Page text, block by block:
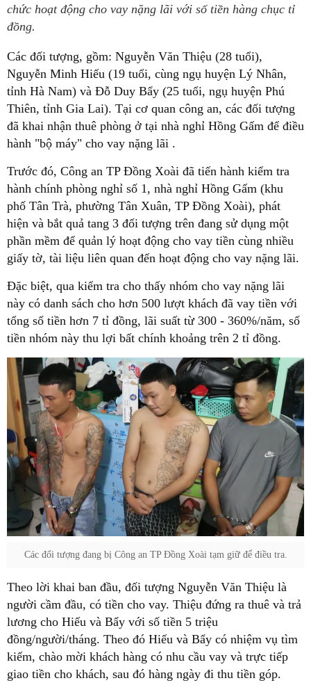
chức hoạt động cho vay nặng lãi với số tiền hàng chục tỉ
đồng.
Các đối tượng, gồm: Nguyễn Văn Thiệu (28 tuổi),
Nguyễn Minh Hiếu (19 tuổi, cùng ngụ huyện Lý Nhân,
tỉnh Hà Nam) và Đỗ Duy Bẩy (25 tuổi, ngụ huyện Phú
Thiên, tỉnh Gia Lai). Tại cơ quan công an, các đối tượng
đã khai nhận thuê phòng ở tại nhà nghỉ Hồng Gấm để điều
hành "bộ máy" cho vay nặng lãi .
Trước đó, Công an TP Đồng Xoài đã tiến hành kiểm tra
hành chính phòng nghỉ số 1, nhà nghỉ Hồng Gấm (khu
phố Tân Trà, phường Tân Xuân, TP Đồng Xoài), phát
hiện và bắt quả tang 3 đối tượng trên đang sử dụng một
phần mềm để quản lý hoạt động cho vay tiền cùng nhiều
giấy tờ, tài liệu liên quan đến hoạt động cho vay nặng lãi.
Đặc biệt, qua kiểm tra cho thấy nhóm cho vay nặng lãi
này có danh sách cho hơn 500 lượt khách đã vay tiền với
tổng số tiền hơn 7 tỉ đồng, lãi suất từ 300 - 360%/năm, số
tiền nhóm này thu lợi bất chính khoảng trên 2 tỉ đồng.
Các đối tượng đang bị Công an TP Đồng Xoài tạm giữ để điều tra.
Theo lời khai ban đầu, đối tượng Nguyễn Văn Thiệu là
người cầm đầu, có tiền cho vay. Thiệu đứng ra thuê và trả
lương cho Hiếu và Bẩy với số tiền 5 triệu
đồng/người/tháng. Theo đó Hiếu và Bẩy có nhiệm vụ tìm
kiếm, chào mời khách hàng có nhu cầu vay và trực tiếp
giao tiền cho khách, sau đó hàng ngày đi thu tiền góp.